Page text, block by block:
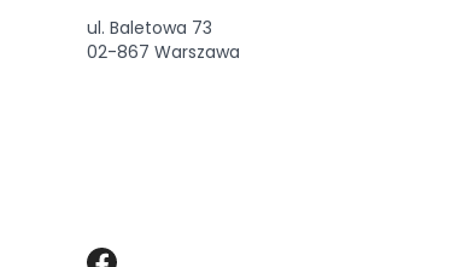
ul. Baletowa 73
02-867 Warszawa